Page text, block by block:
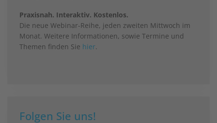
Praxisnah. Interaktiv. Kostenlos.
Die neue Webinar-Reihe, jeden zweiten Mittwoch im
Monat. Weitere Informationen, sowie Termine und
Themen finden Sie hier.
Folgen Sie uns!